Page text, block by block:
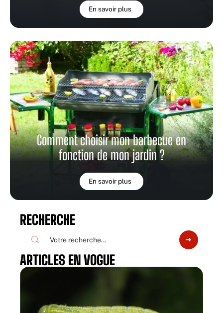
En savoir plus
Comment choisir mon barbecue en
fonction de mon jardin ?
En savoir plus
RECHERCHE
ARTICLES EN VOGUE